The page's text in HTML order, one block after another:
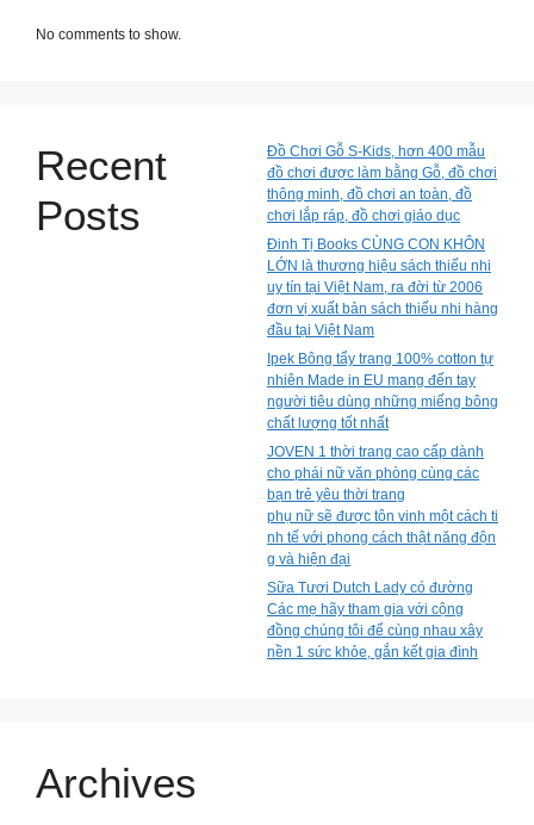
No comments to show.
Recent
Posts
Đồ Chơi Gỗ S-Kids, hơn 400 mẫu
đồ chơi được làm bằng Gỗ, đồ chơi
thông minh, đồ chơi an toàn, đồ
chơi lắp ráp, đồ chơi giáo dục
Đinh Tị Books CÙNG CON KHÔN
LỚN là thương hiệu sách thiếu nhi
uy tín tại Việt Nam, ra đời từ 2006
đơn vị xuất bản sách thiếu nhi hàng
đầu tại Việt Nam
Ipek Bông tẩy trang 100% cotton tự
nhiên Made in EU mang đến tay
người tiêu dùng những miếng bông
chất lượng tốt nhất
JOVEN 1 thời trang cao cấp dành
cho phái nữ văn phòng cùng các
bạn trẻ yêu thời trang
phụ nữ sẽ được tôn vinh một cách ti
nh tế với phong cách thật năng độn
g và hiện đại
Sữa Tươi Dutch Lady có đường
Các mẹ hãy tham gia với cộng
đồng chúng tôi để cùng nhau xây
nền 1 sức khỏe, gắn kết gia đình
Archives